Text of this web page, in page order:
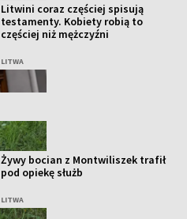
Litwini coraz częściej spisują
testamenty. Kobiety robią to
częściej niż mężczyźni
LITWA
Żywy bocian z Montwiliszek trafił
pod opiekę służb
LITWA